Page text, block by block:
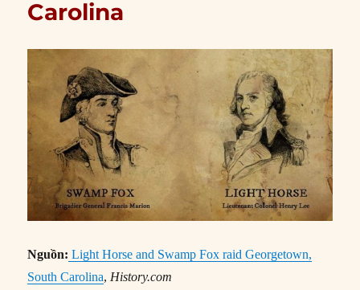
Carolina
Nguồn: Light Horse and Swamp Fox raid Georgetown,
South Carolina, History.com